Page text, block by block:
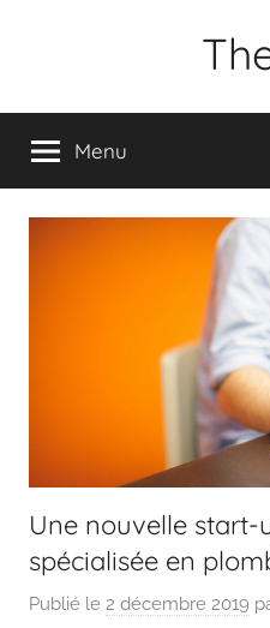
Menu
Une nouvelle start-
spécialisée en
Publié le 2 décembre 2019